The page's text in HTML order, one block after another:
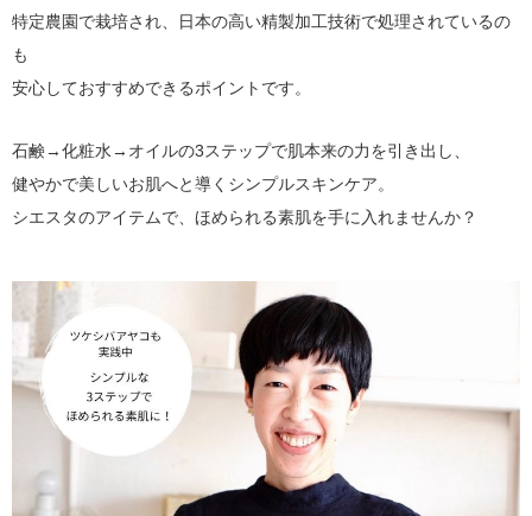
特定農園で栽培され、日本の高い精製加工技術で処理されているの
も
安心しておすすめできるポイントです。
石鹸→化粧水→オイルの3ステップで肌本来の力を引き出し、
健やかで美しいお肌へと導くシンプルスキンケア。
シエスタのアイテムで、ほめられる素肌を手に入れませんか？